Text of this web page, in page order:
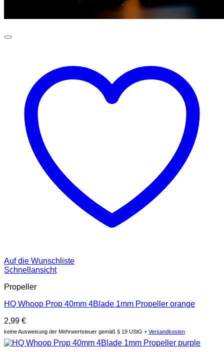
Auf die Wunschliste
Schnellansicht
Propeller
HQ Whoop Prop 40mm 4Blade 1mm Propeller orange
2,99 €
keine Ausweisung der Mehrwertsteuer gemäß § 19 UStG + Versandkosten